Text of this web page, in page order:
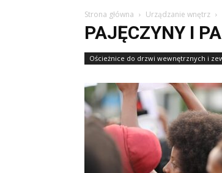
Strona główna Urządzanie wnętrz
PAJĘCZYNY I
Ościeżnice do drzwi wewnętrznych i